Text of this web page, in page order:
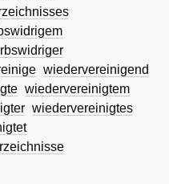
wiedervereinigend
wiedervereinigtem
wiedervereinigtes